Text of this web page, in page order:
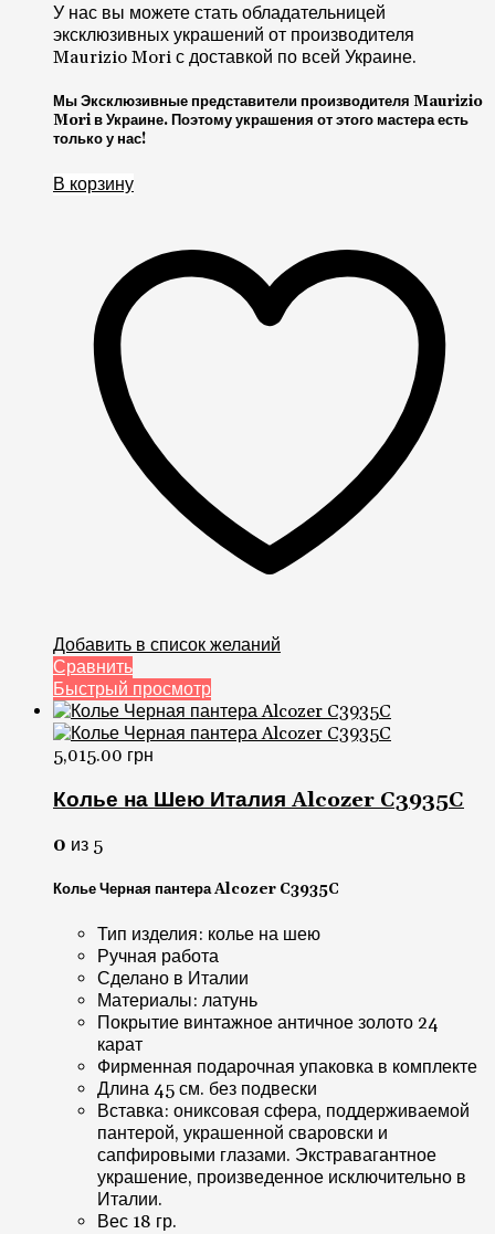
У нас вы можете стать обладательницей
эксклюзивных украшений от производителя
Maurizio Mori с доставкой по всей Украине.
Мы Эксклюзивные представители производителя Maurizio
Mori в Украине. Поэтому украшения от этого мастера есть
только у нас!
В корзину
Добавить в список желаний
Сравнить
Быстрый просмотр
5,015.00 грн
Колье на Шею Италия Alcozer C3935C
0 из 5
Колье Черная пантера Alcozer C3935C
Тип изделия: колье на шею
Ручная работа
Сделано в Италии
Материалы: латунь
Покрытие винтажное античное золото 24
карат
Фирменная подарочная упаковка в комплекте
Длина 45 см. без подвески
Вставка: ониксовая сфера, поддерживаемой
пантерой, украшенной сваровски и
сапфировыми глазами. Экстравагантное
украшение, произведенное исключительно в
Италии.
Вес 18 гр.